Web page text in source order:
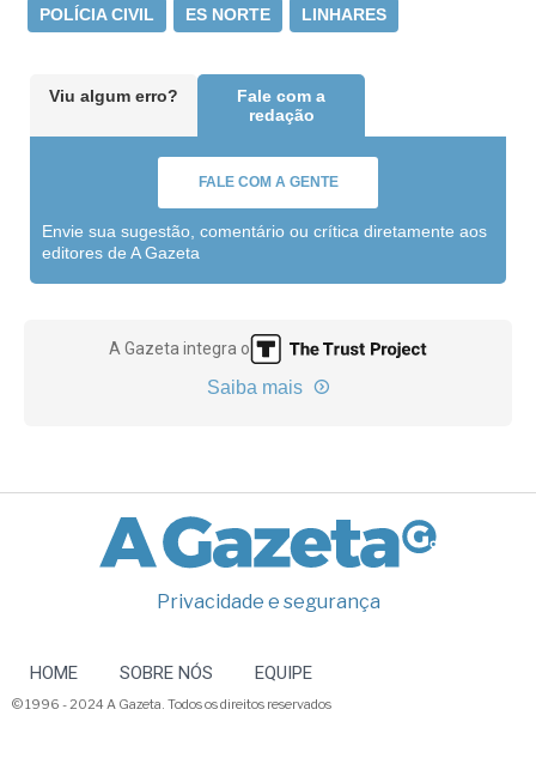
POLÍCIA CIVIL ES NORTE LINHARES
Viu algum erro?
Fale com a
redação
FALE COM A GENTE
Envie sua sugestão, comentário ou crítica diretamente aos
editores de A Gazeta
A Gazeta integra o
Saiba mais
Privacidade e segurança
HOME SOBRE NÓS EQUIPE
© 1996 - 2024 A Gazeta. Todos os direitos reservados